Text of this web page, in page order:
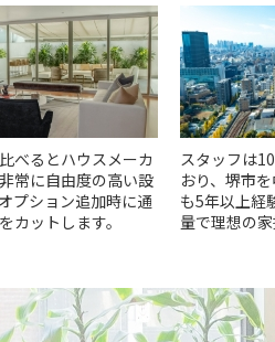
べるとハウスメーカ
常に自由度の高い設
プション追加時に通
カットします。
スタッフは
おり、堺市
も5年以上経
量で理想の家